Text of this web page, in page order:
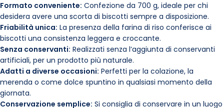
Formato conveniente: Confezione da 700 g, ideale per chi
desidera avere una scorta di biscotti sempre a disposizione.
Friabilità unica: La presenza della farina di riso conferisce ai
biscotti una consistenza leggera e croccante.
Senza conservanti: Realizzati senza l’aggiunta di conservanti
artificiali, per un prodotto più naturale.
Adatti a diverse occasioni: Perfetti per la colazione, la
merenda o come dolce spuntino in qualsiasi momento della
giornata.
Conservazione semplice: Si consiglia di conservare in un luogo